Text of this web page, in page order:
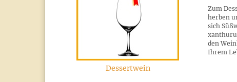
Dessertwein
Zum
herben
sich
den
Ihrem